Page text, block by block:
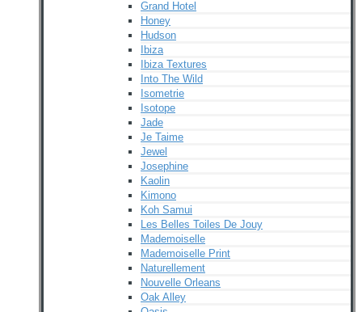
Grand Hotel
Honey
Hudson
Ibiza
Ibiza Textures
Into The Wild
Isometrie
Isotope
Jade
Je Taime
Jewel
Josephine
Kaolin
Kimono
Koh Samui
Les Belles Toiles De Jouy
Mademoiselle
Mademoiselle Print
Naturellement
Nouvelle Orleans
Oak Alley